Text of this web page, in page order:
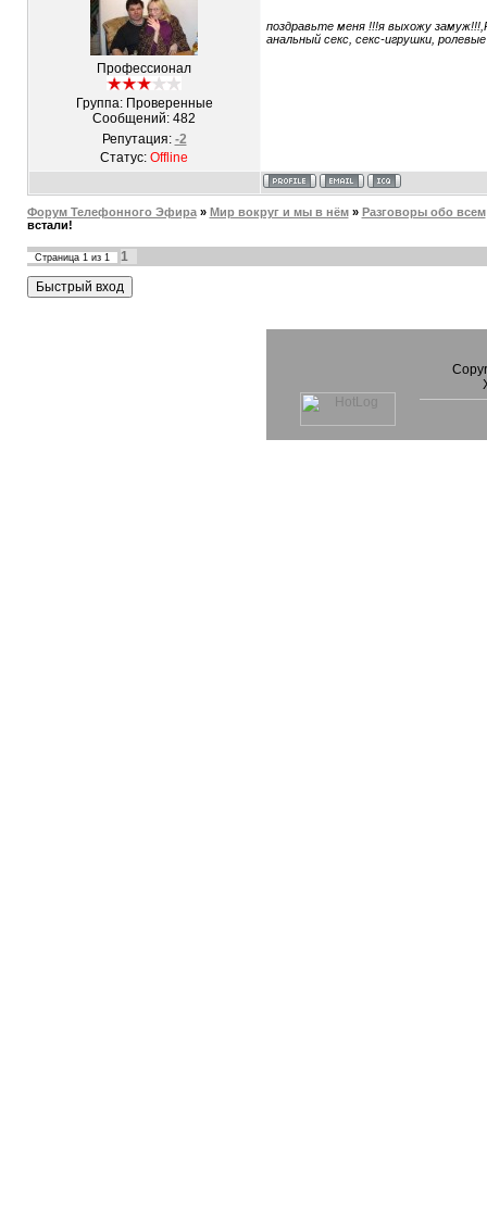
Профессионал
Группа: Проверенные
Сообщений: 482
Репутация: -2
Статус: Offline
поздравьте меня !!!я выхожу
анальный секс, секс-игрушки,
Форум Телефонного Эфира » Мир вокруг и мы в нём » Разговоры обо всем
встали!
Страница 1из 1 1